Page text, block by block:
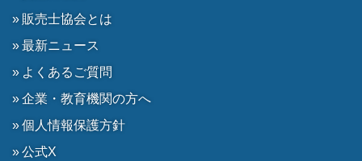
販売士協会とは
最新ニュース
よくあるご質問
企業・教育機関の方へ
個人情報保護方針
公式X